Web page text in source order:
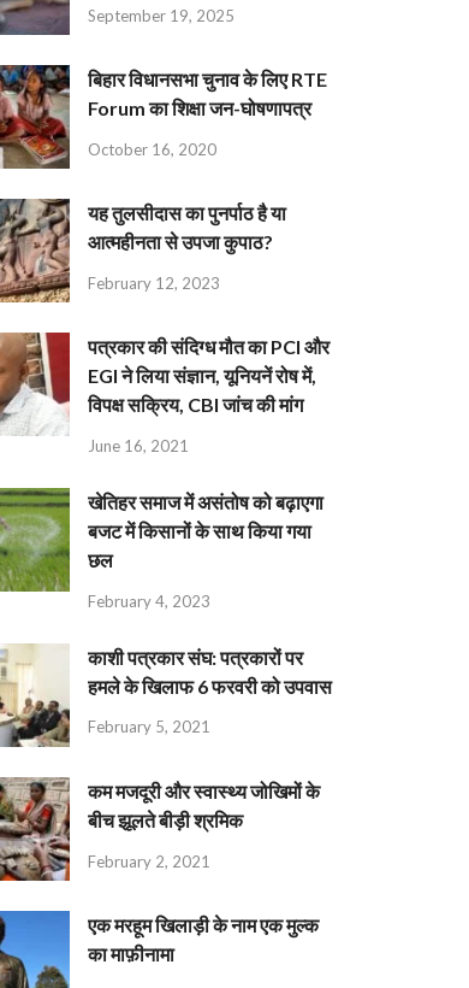
September 19, 2025
बिहार विधानसभा चुनाव के लिए RTE
Forum का शिक्षा जन-घोषणापत्र
October 16, 2020
यह तुलसीदास का पुनर्पाठ है या
आत्महीनता से उपजा कुपाठ?
February 12, 2023
पत्रकार की संदिग्ध मौत का PCI और
EGI ने लिया संज्ञान, यूनियनें रोष में,
विपक्ष सक्रिय, CBI जांच की मांग
June 16, 2021
खेतिहर समाज में असंतोष को बढ़ाएगा
बजट में किसानों के साथ किया गया
छल
February 4, 2023
काशी पत्रकार संघ: पत्रकारों पर
हमले के खिलाफ 6 फरवरी को उपवास
February 5, 2021
कम मजदूरी और स्वास्थ्य जोखिमों के
बीच झूलते बीड़ी श्रमिक
February 2, 2021
एक मरहूम खिलाड़ी के नाम एक मुल्क
का माफ़ीनामा